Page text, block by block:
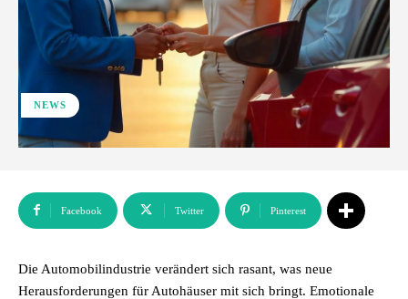
NEWS
Facebook Twitter Pinterest
Die Automobilindustrie verändert sich rasant, was neue
Herausforderungen für Autohäuser mit sich bringt. Emotionale